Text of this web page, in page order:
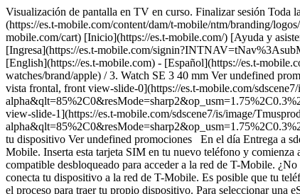
Visualización de pantalla en TV en curso. Finalizar sesión Toda
(https://es.t-mobile.com/content/dam/t-mobile/ntm/branding/
mobile.com/cart) [Inicio](https://es.t-mobile.com/) [Ayuda y
[Ingresa](https://es.t-mobile.com/
[English](https://es.t-mobile.com) - [Español](https://es.t-
watches/brand/apple) / 3. Watch SE 3 40 mm Ver undefined
vista frontal, front view-slide-0](https://es.t-mobile.com/
view-slide-1](https://es.t-mobile.com/sdscene7/is/image/
tu dispositivo Ver undefined promociones En el día Entrega a
Mobile. Inserta esta tarjeta SIM en tu nuevo teléfono y
compatible desbloqueado para acceder a la red de T-Mobile.
conecta tu dispositivo a la red de T-Mobile. Es posible que tu
el proceso para traer tu propio dispositivo. Para seleccionar